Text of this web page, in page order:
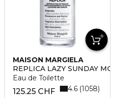
MAISON MARGIELA
REPLICA LAZY SUNDAY
Eau de Toilette
125.25 CHF
4.6 1058